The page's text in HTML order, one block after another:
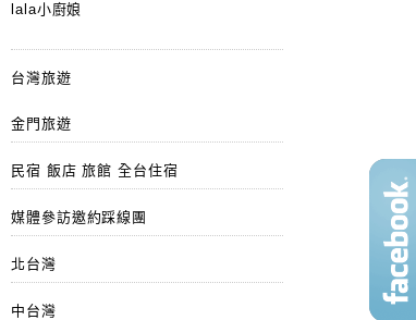
lala小廚娘
台灣旅遊
金門旅遊
民宿 飯店 旅館 全台住宿
媒體參訪邀約踩線團
北台灣
中台灣